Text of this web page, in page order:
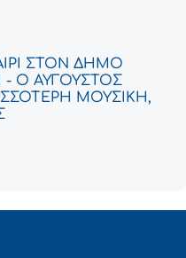
ΣΤΟΝ ΔΗΜΟ
- Ο ΑΥΓΟΥΣΤΟΣ
ΜΟΥΣΙΚΗ,